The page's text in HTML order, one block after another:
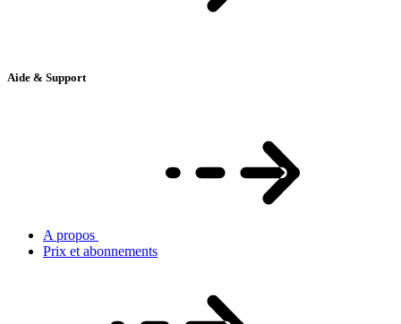
Aide & Support
A propos
Prix et abonnements